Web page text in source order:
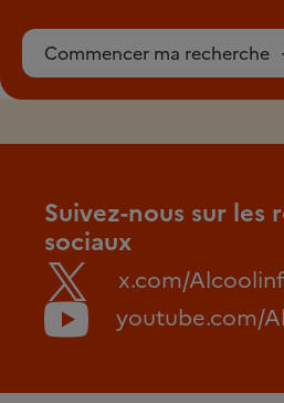
Commencer ma recherche
Suivez-nous sur les
sociaux
x.com/
youtube.com/